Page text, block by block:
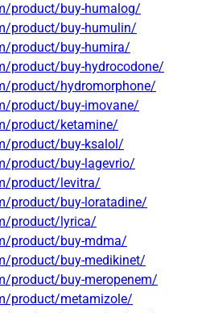
product/buy-humalog/
product/buy-humulin/
product/buy-humira/
product/buy-hydrocodone/
product/hydromorphone/
product/buy-imovane/
product/ketamine/
product/buy-ksalol/
product/buy-lagevrio/
product/levitra/
product/buy-loratadine/
product/lyrica/
product/buy-mdma/
product/buy-medikinet/
product/buy-meropenem/
product/metamizole/